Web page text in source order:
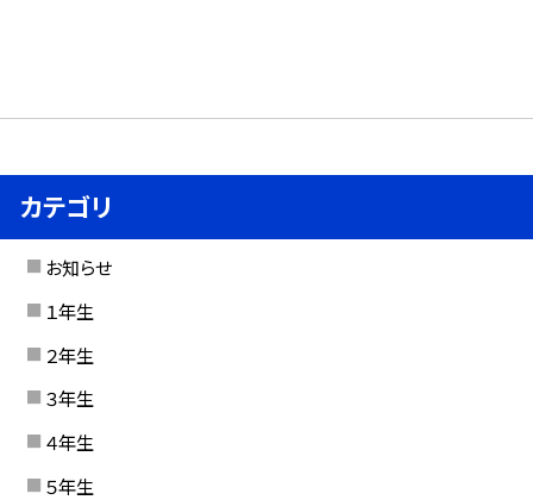
カテゴリ
お知らせ
１年生
２年生
３年生
４年生
５年生